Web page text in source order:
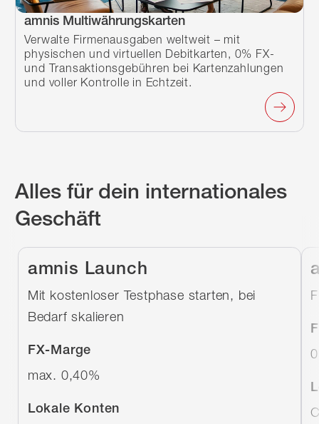
amnis Multiwährungskarten
Verwalte Firmenausgaben weltweit – mit
physischen und virtuellen Debitkarten, 0% FX-
und Transaktionsgebühren bei Kartenzahlungen
und voller Kontrolle in Echtzeit.
Alles für dein internationales
Geschäft
amnis Launch
Mit kostenloser Testphase starten, bei
Bedarf skalieren
FX-Marge
max. 0,40%
Lokale Konten